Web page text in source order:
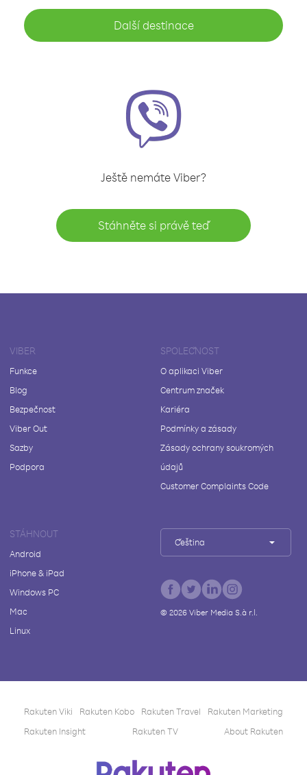
Další destinace
Ještě nemáte Viber?
Stáhněte si právě teď
VIBER
Funkce
Blog
Bezpečnost
Viber Out
Sazby
Podpora
SPOLEČNOST
O aplikaci Viber
Centrum značek
Kariéra
Podmínky a zásady
Zásady ochrany soukromých
údajů
Customer Complaints Code
STÁHNOUT
Android
iPhone & iPad
Windows PC
Mac
Linux
Čeština
© 2026Viber Media S.à r.l.
Rakuten Viki Rakuten Kobo Rakuten Travel
Rakuten Marketing
Rakuten Insight
Rakuten TV About Rakuten